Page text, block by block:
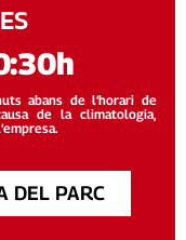
abans de l’horari de
de la climatologia,
DEL PARC